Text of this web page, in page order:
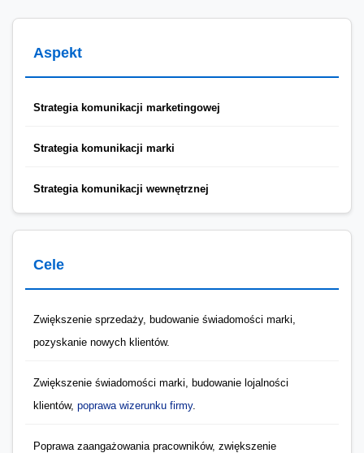
Aspekt
Strategia komunikacji marketingowej
Strategia komunikacji marki
Strategia komunikacji wewnętrznej
Cele
Zwiększenie sprzedaży, budowanie świadomości marki,
pozyskanie nowych klientów.
Zwiększenie świadomości marki, budowanie lojalności
klientów, poprawa wizerunku firmy.
Poprawa zaangażowania pracowników, zwiększenie